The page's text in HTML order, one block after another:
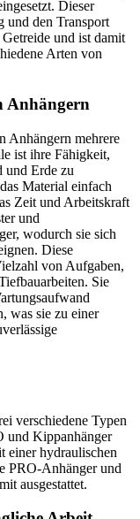
Dieser
und den Transport
und ist damit
Arten von
Anhängern
Anhängern mehrere
ist ihre Fähigkeit,
und Erde zu
Material einfach
Zeit und Arbeitskraft
und
wodurch sie sich
Diese
von Aufgaben,
Sie
was sie zu einer
verschiedene Typen
und Kippanhänger
einer hydraulischen
PRO-Anhänger und
ausgestattet.